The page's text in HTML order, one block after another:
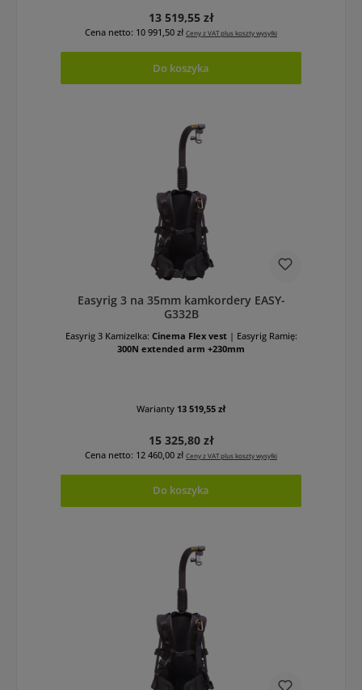
Cena regularna:
13 519,55 zł
Cena netto: 10 991,50 zł Ceny z VAT plus koszty wysyłki
Do koszyka
Easyrig 3 na 35mm kamkordery EASY-
G332B
Easyrig 3 Kamizelka: Cinema Flex vest | Easyrig Ramię:
300N extended arm +230mm
Warianty13 519,55 zł
Cena regularna:
15 325,80 zł
Cena netto: 12 460,00 zł Ceny z VAT plus koszty wysyłki
Do koszyka